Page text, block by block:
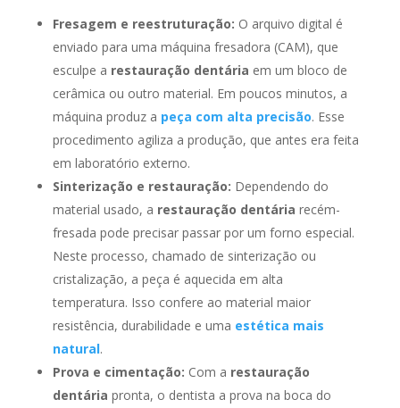
Fresagem e reestruturação: O arquivo digital é
enviado para uma máquina fresadora (CAM), que
esculpe a restauração dentária em um bloco de
cerâmica ou outro material. Em poucos minutos, a
máquina produz a peça com alta precisão. Esse
procedimento agiliza a produção, que antes era feita
em laboratório externo.
Sinterização e restauração: Dependendo do
material usado, a restauração dentária recém-
fresada pode precisar passar por um forno especial.
Neste processo, chamado de sinterização ou
cristalização, a peça é aquecida em alta
temperatura. Isso confere ao material maior
resistência, durabilidade e uma estética mais
natural.
Prova e cimentação: Com a restauração
dentária pronta, o dentista a prova na boca do